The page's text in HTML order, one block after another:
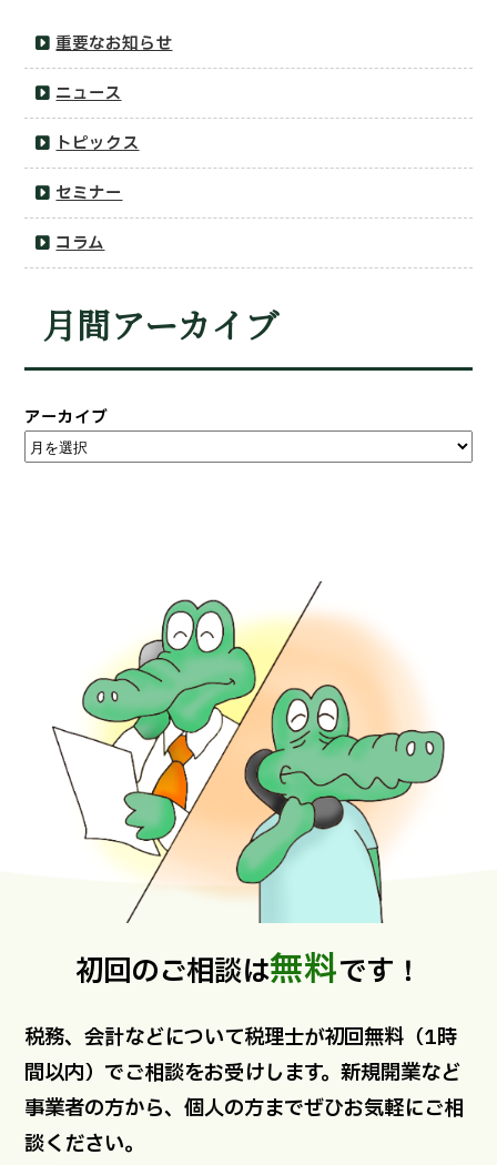
重要なお知らせ
ニュース
トピックス
セミナー
コラム
月間アーカイブ
アーカイブ
初回のご相談は無料です！
税務、会計などについて税理士が初回無料（1時
間以内）でご相談をお受けします。新規開業など
事業者の方から、個人の方までぜひお気軽にご相
談ください。